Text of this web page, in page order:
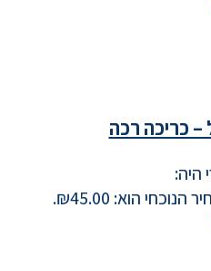
– כריכה רכה
היה:
הנוכחי הוא: ₪45.00.